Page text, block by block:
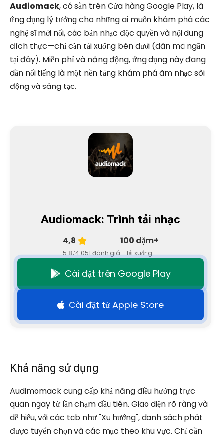
Audiomack, có sẵn trên Cửa hàng Google Play, là
ứng dụng lý tưởng cho những ai muốn khám phá các
nghệ sĩ mới nổi, các bản nhạc độc quyền và nội dung
đích thực—chỉ cần tải xuống bên dưới (dán mã ngắn
tại đây). Miễn phí và năng động, ứng dụng này đang
dần nổi tiếng là một nền tảng khám phá âm nhạc sôi
động và sáng tạo.
Audiomack: Trình tải nhạc
4,8
5.874.051 đánh giá
100 dặm+
tải xuống
Cài đặt trên Google Play
Cài đặt từ Apple Store
Khả năng sử dụng
Audimomack cung cấp khả năng điều hướng trực
quan ngay từ lần chạm đầu tiên. Giao diện rõ ràng và
dễ hiểu, với các tab như "Xu hướng", danh sách phát
được tuyển chọn và các mục theo khu vực. Chỉ cần